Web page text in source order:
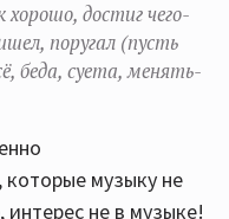
достиг чего-
поругал (пусть
беда, суета, менять-
музыку не
не в музыке!